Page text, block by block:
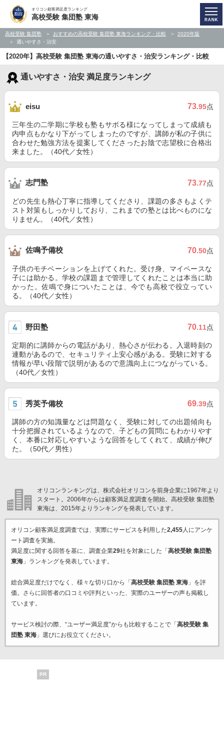
オリコン顧客満足度ランキング
高校受験 集団塾 東海
高校受験 集団塾 おすすめの高校受験 集団塾 東海ランキング・比較
2020年版
通いやすさ・治安
【2020年】高校受験 集団塾 東海の通いやすさ・治安ランキング・比較
通いやすさ・治安 満足度ランキング
eisu 73.95点
三年生の二学期に学校も塾もサボる様になってしまって成績も
内申点もかなり下がってしまったのですが、講師が私の子供に
合わせた勉強方法を提案してくださったお陰で志望校に合格出
来ました。（40代／女性）
志門塾 73.77点
どの先生も熱心丁寧に指導してくださり、課題の多さもよくテ
スト対策もしっかりしており、これまでの塾とは比べものにな
りません。（40代／女性）
佐鳴予備校 70.50点
子供のモチベーションを上げてくれた。受け身、マイペースな
子には助かる。学校の課題まで管理してくれたことは本当に助
かった。佐鳴で身についたことは、今でも高校で役立ってい
る。（40代／女性）
野田塾 70.11点
定期的に講師からの電話があり、熱心さが伝わる。入退時刻の
連動があるので、セキュリティ上安心感がある。受験に対する
情報が早い段階で説明があるので意識向上につながっている。
（40代／女性）
秀英予備校 69.39点
講師の方の知識量などは問題なく、受験に対しての出題傾向も
十分把握されているようなので、子どもの質問にもわかりやす
く、本番に対応しやすいような回答をしてくれて、成績が伸び
た。（50代／男性）
オリコンランキングは、株式会社オリコンを前身企業に1967年より
スタート。2006年からは顧客満足度調査を開始。高校受験 集団塾
東海は、2015年よりランキングを発表しています。
オリコン顧客満足度調査では、実際にサービスを利用した2,455人にアンケ
ート調査を実施。
満足度に関する回答を基に、調査企業29社を対象にした「 高校受験 集団塾
東海」ランキングを発表しています。
総合満足度だけでなく、様々な切り口から「 高校受験 集団塾 東海」を評
価。さらに回答者の口コミや評判といった、実際のユーザーの声も掲載し
ています。
サービス検討の際、“ユーザー満足度”からも比較することで「 高校受験 集
団塾 東海」選びにお役立てください。
PR